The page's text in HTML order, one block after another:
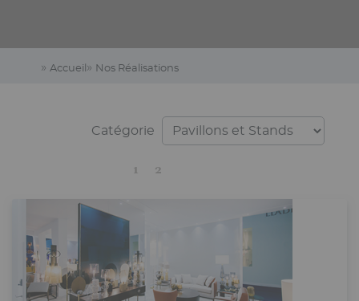
Accueil Nos Réalisations
Catégorie
Current
1 Page
2